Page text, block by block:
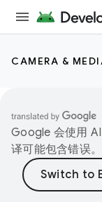
CAMERA &
Google 会使用
译可能包含错误。